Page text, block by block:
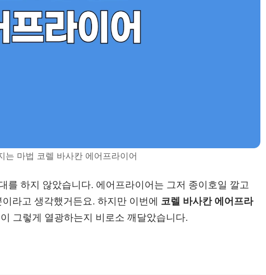
는 마법 코렐 바사칸 에어프라이어
를 하지 않았습니다. 에어프라이어는 그저 종이호일 깔고
라고 생각했거든요. 하지만 이번에 코렐 바사칸 에어프라
그렇게 열광하는지 비로소 깨달았습니다.